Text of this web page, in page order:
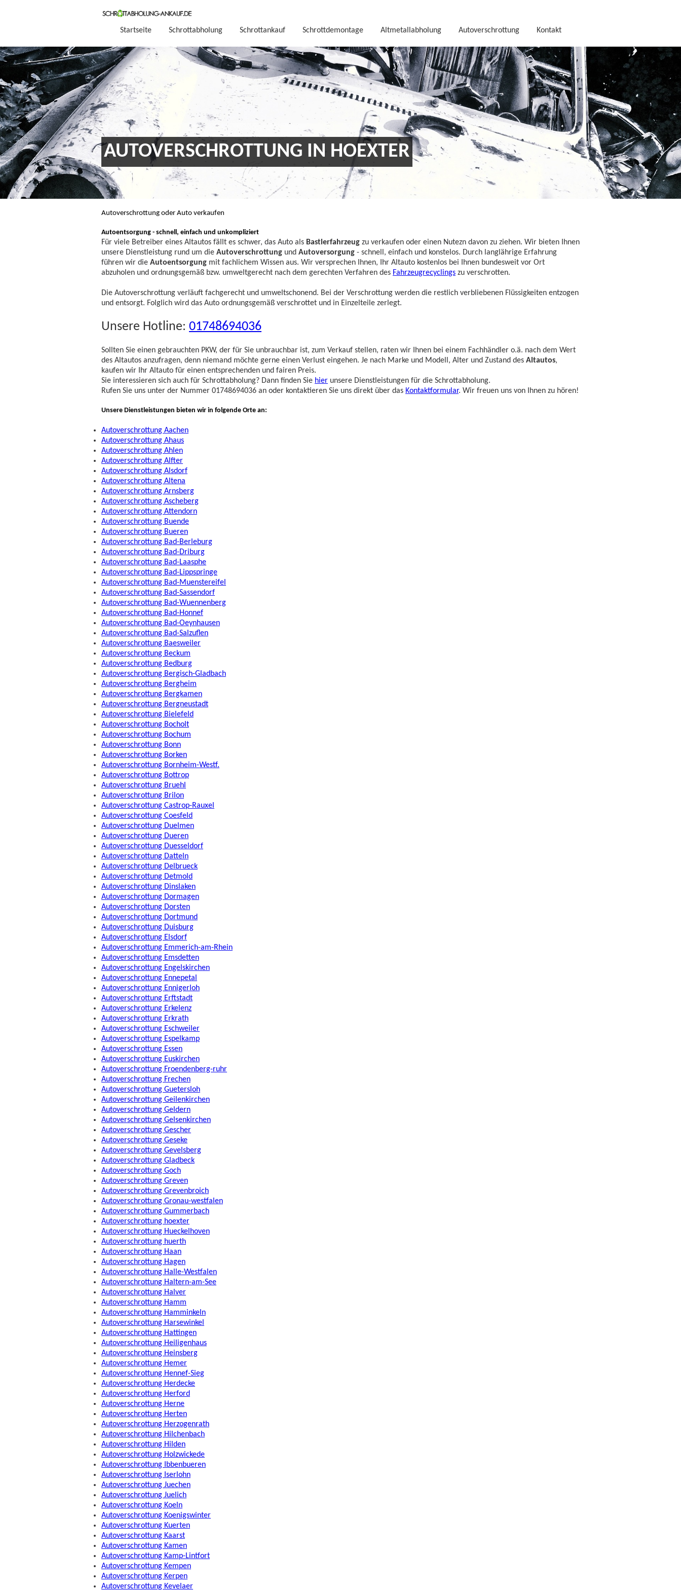
Startseite Schrottabholung Schrottankauf Schrottdemontage Altmetallabholung Autoverschrottung Kontakt
AUTOVERSCHROTTUNG IN HOEXTER
Autoverschrottung oder Auto verkaufen
Autoentsorgung - schnell, einfach und unkompliziert
Für viele Betreiber eines Altautos fällt es schwer, das Auto als Bastlerfahrzeug zu verkaufen oder einen Nutezn davon zu ziehen. Wir bieten Ihnen
unsere Dienstleistung rund um die Autoverschrottung und Autoversorgung - schnell, einfach und konstelos. Durch langlährige Erfahrung
führen wir die Autoentsorgung mit fachlichem Wissen aus. Wir versprechen Ihnen, Ihr Altauto kostenlos bei Ihnen bundesweit vor Ort
abzuholen und ordnungsgemäß bzw. umweltgerecht nach dem gerechten Verfahren des Fahrzeugrecyclings zu verschrotten.
Die Autoverschrottung verläuft fachgerecht und umweltschonend. Bei der Verschrottung werden die restlich verbliebenen Flüssigkeiten entzogen
und entsorgt. Folglich wird das Auto ordnungsgemäß verschrottet und in Einzelteile zerlegt.
Unsere Hotline: 01748694036
Sollten Sie einen gebrauchten PKW, der für Sie unbrauchbar ist, zum Verkauf stellen, raten wir Ihnen bei einem Fachhändler o.ä. nach dem Wert
des Altautos anzufragen, denn niemand möchte gerne einen Verlust eingehen. Je nach Marke und Modell, Alter und Zustand des Altautos,
kaufen wir Ihr Altauto für einen entsprechenden und fairen Preis.
Sie interessieren sich auch für Schrottabholung? Dann finden Sie hier unsere Dienstleistungen für die Schrottabholung.
Rufen Sie uns unter der Nummer 01748694036 an oder kontaktieren Sie uns direkt über das Kontaktformular. Wir freuen uns von Ihnen zu hören!
Unsere Dienstleistungen bieten wir in folgende Orte an:
Autoverschrottung Aachen
Autoverschrottung Ahaus
Autoverschrottung Ahlen
Autoverschrottung Alfter
Autoverschrottung Alsdorf
Autoverschrottung Altena
Autoverschrottung Arnsberg
Autoverschrottung Ascheberg
Autoverschrottung Attendorn
Autoverschrottung Buende
Autoverschrottung Bueren
Autoverschrottung Bad-Berleburg
Autoverschrottung Bad-Driburg
Autoverschrottung Bad-Laasphe
Autoverschrottung Bad-Lippspringe
Autoverschrottung Bad-Muenstereifel
Autoverschrottung Bad-Sassendorf
Autoverschrottung Bad-Wuennenberg
Autoverschrottung Bad-Honnef
Autoverschrottung Bad-Oeynhausen
Autoverschrottung Bad-Salzuflen
Autoverschrottung Baesweiler
Autoverschrottung Beckum
Autoverschrottung Bedburg
Autoverschrottung Bergisch-Gladbach
Autoverschrottung Bergheim
Autoverschrottung Bergkamen
Autoverschrottung Bergneustadt
Autoverschrottung Bielefeld
Autoverschrottung Bocholt
Autoverschrottung Bochum
Autoverschrottung Bonn
Autoverschrottung Borken
Autoverschrottung Bornheim-Westf.
Autoverschrottung Bottrop
Autoverschrottung Bruehl
Autoverschrottung Brilon
Autoverschrottung Castrop-Rauxel
Autoverschrottung Coesfeld
Autoverschrottung Duelmen
Autoverschrottung Dueren
Autoverschrottung Duesseldorf
Autoverschrottung Datteln
Autoverschrottung Delbrueck
Autoverschrottung Detmold
Autoverschrottung Dinslaken
Autoverschrottung Dormagen
Autoverschrottung Dorsten
Autoverschrottung Dortmund
Autoverschrottung Duisburg
Autoverschrottung Elsdorf
Autoverschrottung Emmerich-am-Rhein
Autoverschrottung Emsdetten
Autoverschrottung Engelskirchen
Autoverschrottung Ennepetal
Autoverschrottung Ennigerloh
Autoverschrottung Erftstadt
Autoverschrottung Erkelenz
Autoverschrottung Erkrath
Autoverschrottung Eschweiler
Autoverschrottung Espelkamp
Autoverschrottung Essen
Autoverschrottung Euskirchen
Autoverschrottung Froendenberg-ruhr
Autoverschrottung Frechen
Autoverschrottung Guetersloh
Autoverschrottung Geilenkirchen
Autoverschrottung Geldern
Autoverschrottung Gelsenkirchen
Autoverschrottung Gescher
Autoverschrottung Geseke
Autoverschrottung Gevelsberg
Autoverschrottung Gladbeck
Autoverschrottung Goch
Autoverschrottung Greven
Autoverschrottung Grevenbroich
Autoverschrottung Gronau-westfalen
Autoverschrottung Gummerbach
Autoverschrottung hoexter
Autoverschrottung Hueckelhoven
Autoverschrottung huerth
Autoverschrottung Haan
Autoverschrottung Hagen
Autoverschrottung Halle-Westfalen
Autoverschrottung Haltern-am-See
Autoverschrottung Halver
Autoverschrottung Hamm
Autoverschrottung Hamminkeln
Autoverschrottung Harsewinkel
Autoverschrottung Hattingen
Autoverschrottung Heiligenhaus
Autoverschrottung Heinsberg
Autoverschrottung Hemer
Autoverschrottung Hennef-Sieg
Autoverschrottung Herdecke
Autoverschrottung Herford
Autoverschrottung Herne
Autoverschrottung Herten
Autoverschrottung Herzogenrath
Autoverschrottung Hilchenbach
Autoverschrottung Hilden
Autoverschrottung Holzwickede
Autoverschrottung Ibbenbueren
Autoverschrottung Iserlohn
Autoverschrottung Juechen
Autoverschrottung Juelich
Autoverschrottung Koeln
Autoverschrottung Koenigswinter
Autoverschrottung Kuerten
Autoverschrottung Kaarst
Autoverschrottung Kamen
Autoverschrottung Kamp-Lintfort
Autoverschrottung Kempen
Autoverschrottung Kerpen
Autoverschrottung Kevelaer